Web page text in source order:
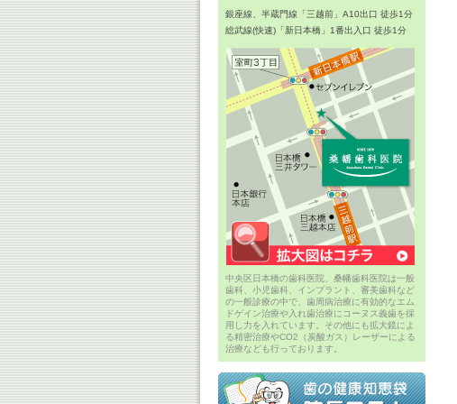
銀座線、半蔵門線「三越前」A10出口 徒歩1分
総武線(快速)「新日本橋」1番出入口 徒歩1分
中央区日本橋の歯科医院、桑幡歯科医院は一般
歯科、小児歯科、インプラント、審美歯科など
の一般診療の中で、歯周病治療に有効的なエム
ドゲイン治療や入れ歯治療にコーヌス義歯を採
用し力を入れています。その他にも拡大鏡によ
る精密治療やCO2（炭酸ガス）レーザーによる
治療なども行っております。